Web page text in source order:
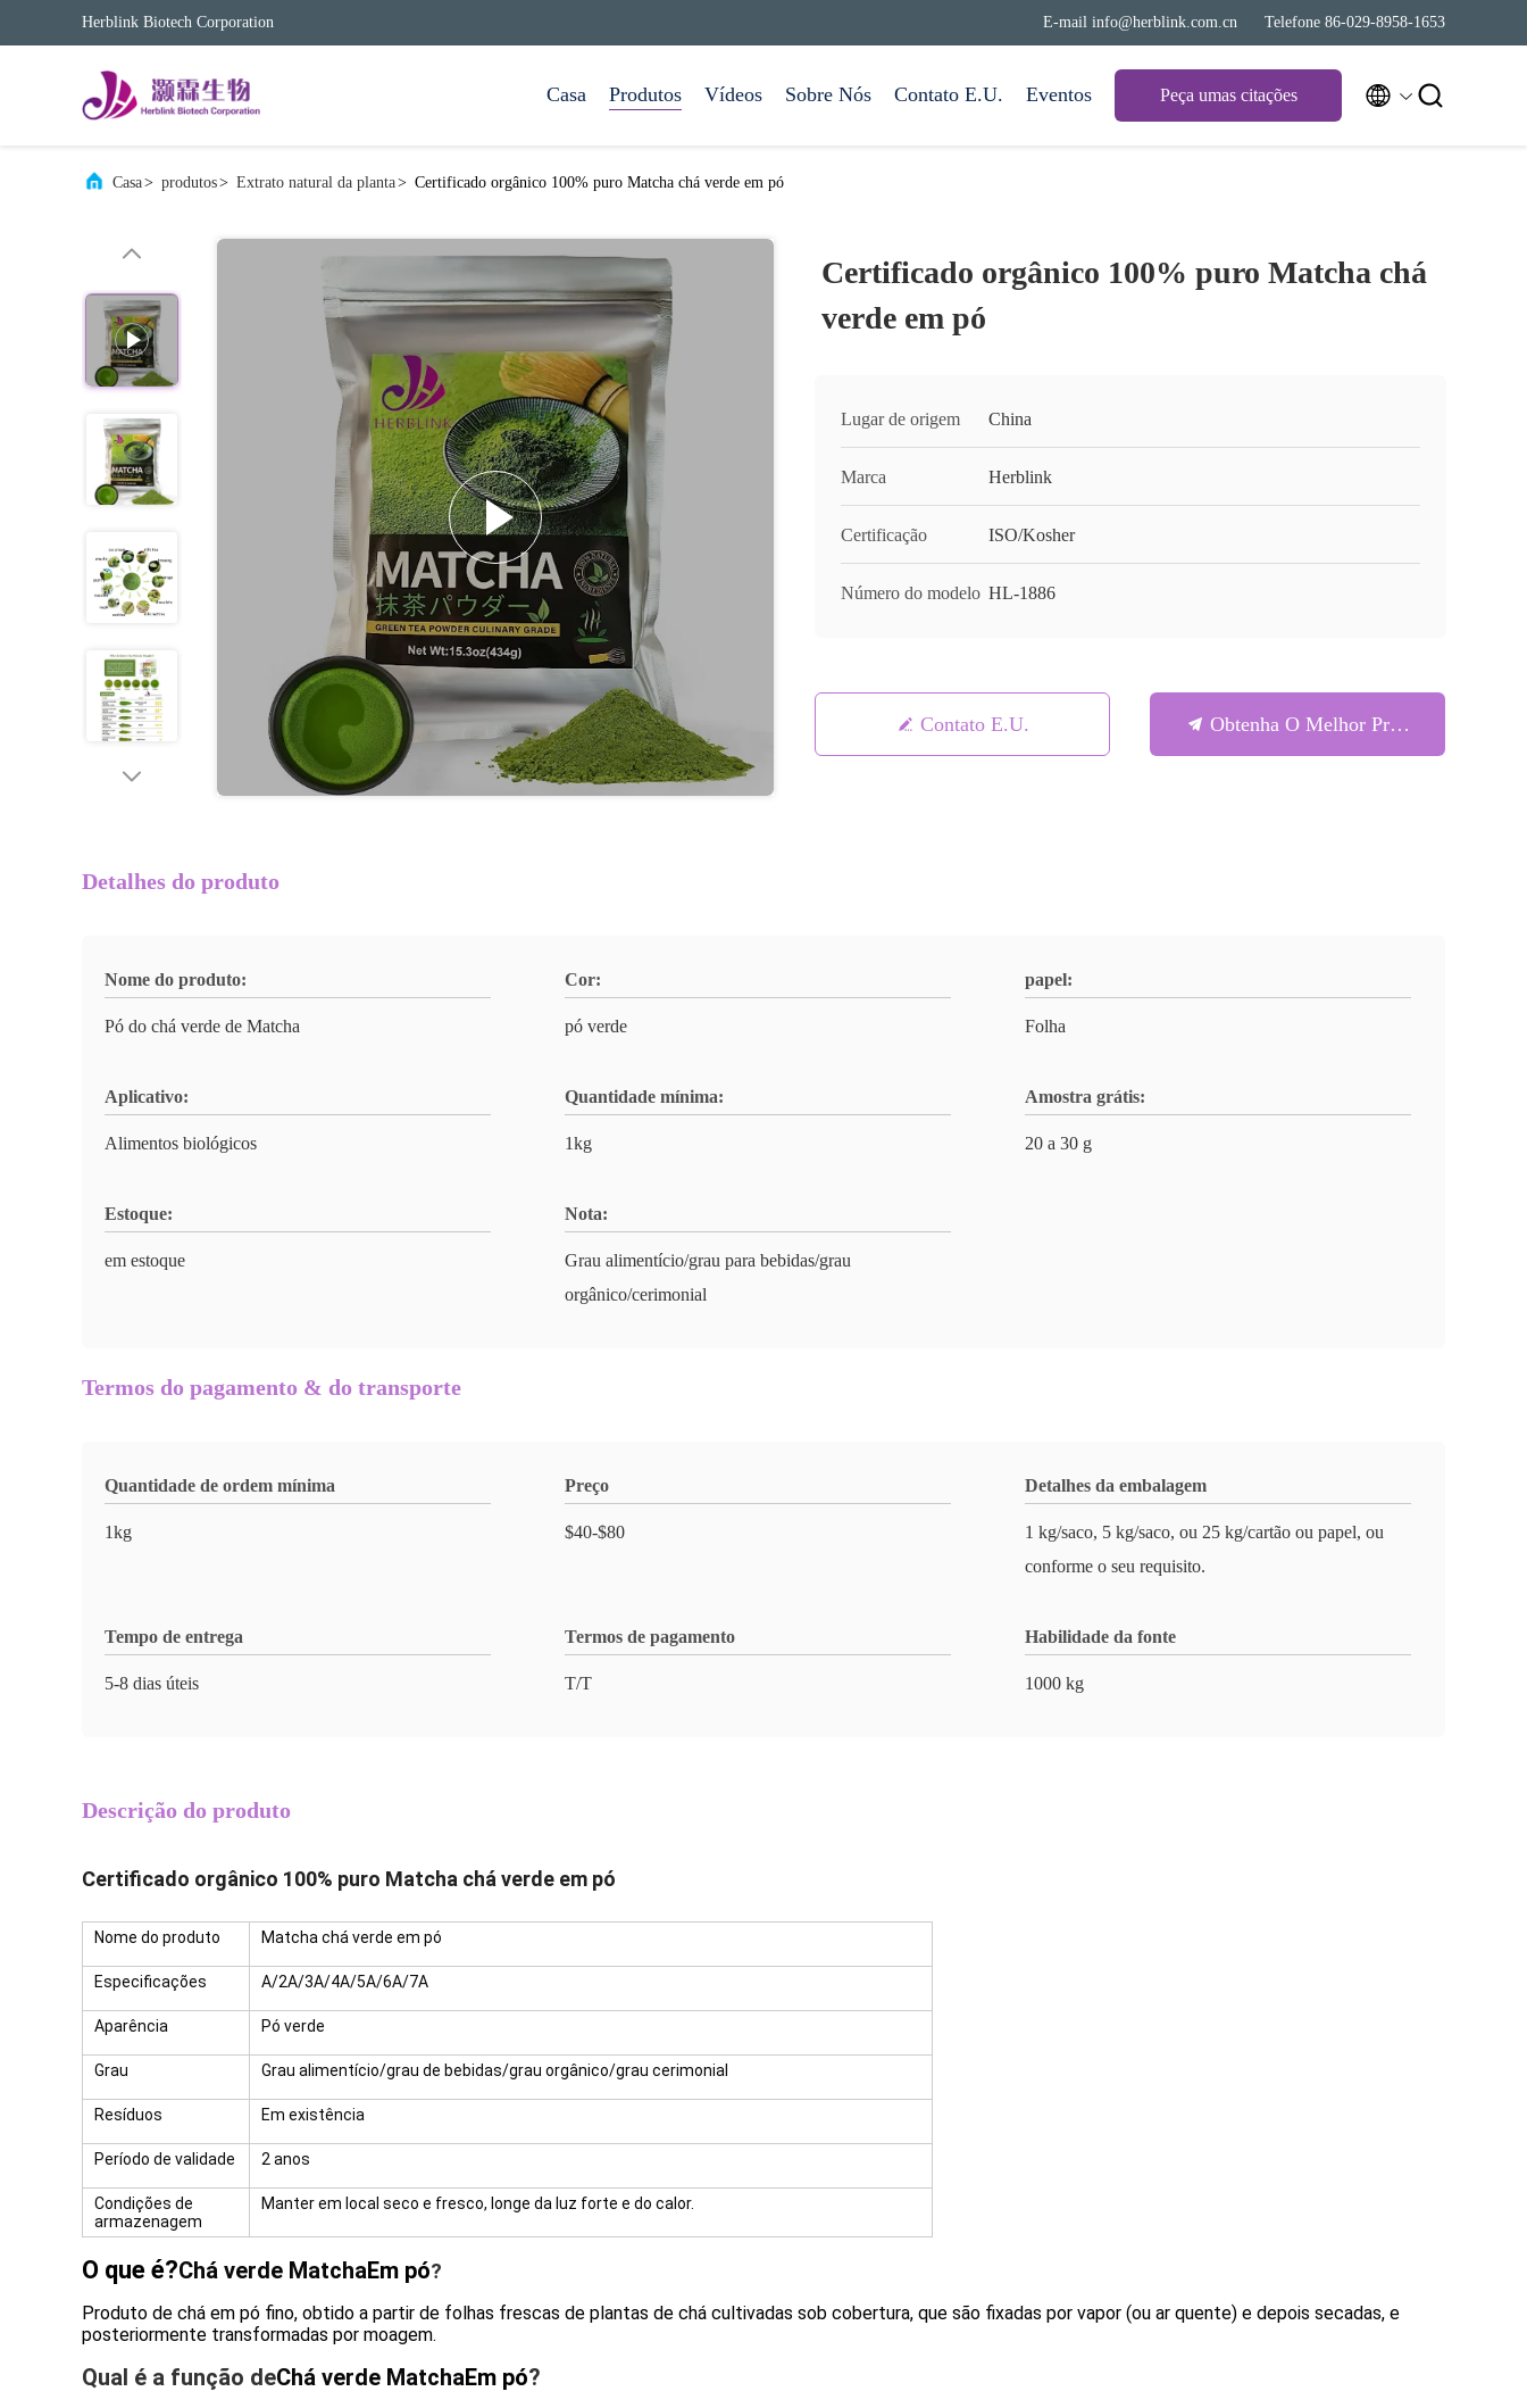
Herblink Biotech Corporation E-mail info@herblink.com.cn Telefone 86-029-8958-1653
Casa Produtos Vídeos Sobre Nós Contato E.U. Eventos Peça umas citações  
Casa> produtos> Extrato natural da planta> Certificado orgânico 100% puro Matcha chá verde em pó
Certificado orgânico 100% puro Matcha chá
verde em pó
Lugar de origem China
Marca Herblink
Certificação ISO/Kosher
Número do modelo HL-1886
Contato E.U. Obtenha O Melhor Preço
Detalhes do produto
Nome do produto:
Pó do chá verde de Matcha
Cor:
pó verde
papel:
Folha
Aplicativo:
Alimentos biológicos
Quantidade mínima:
1kg
Amostra grátis:
20 a 30 g
Estoque:
em estoque
Nota:
Grau alimentício/grau para bebidas/grau
orgânico/cerimonial
Termos do pagamento & do transporte
Quantidade de ordem mínima
1kg
Preço
$40-$80
Detalhes da embalagem
1 kg/saco, 5 kg/saco, ou 25 kg/cartão ou papel, ou
conforme o seu requisito.
Tempo de entrega
5-8 dias úteis
Termos de pagamento
T/T
Habilidade da fonte
1000 kg
Descrição do produto
Certificado orgânico 100% puro Matcha chá verde em pó
Nome do produto Matcha chá verde em pó
Especificações A/2A/3A/4A/5A/6A/7A
Aparência Pó verde
Grau Grau alimentício/grau de bebidas/grau orgânico/grau cerimonial
Resíduos Em existência
Período de validade 2 anos
Condições de
armazenagem
Manter em local seco e fresco, longe da luz forte e do calor.
O que é?Chá verde MatchaEm pó?
Produto de chá em pó fino, obtido a partir de folhas frescas de plantas de chá cultivadas sob cobertura, que são fixadas por vapor (ou ar quente) e depois secadas, e
posteriormente transformadas por moagem.
Qual é a função deChá verde MatchaEm pó?